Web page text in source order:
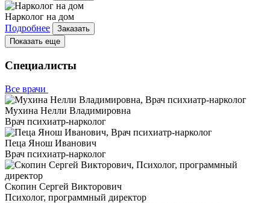
Нарколог на дом
Подробнее
Заказать
Показать еще
Специалисты
Все врачи
Мухина Нелли Владимировна
Врач психиатр-нарколог
Пеца Янош Иванович
Врач психиатр-нарколог
Скопин Сергей Викторович
Психолог, программный директор